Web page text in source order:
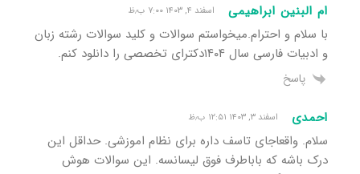
ام البنین ابراهیمی اسفند ۴, ۱۴۰۳ ۷:۰۰ ب٫ظ
با سلام و احترام.میخواستم سوالات و کلید سوالات رشته زبان
و ادبیات فارسی سال ۱۴۰۴دکترای تخصصی را دانلود کنم.
پاسخ
احمدی اسفند ۳, ۱۴۰۳ ۱۲:۵۱ ب٫ظ
سلام. واقعاجای تاسف داره برای نظام اموزشی. حداقل این
درک باشه که باباطرف فوق لیسانسه. این سوالات هوش